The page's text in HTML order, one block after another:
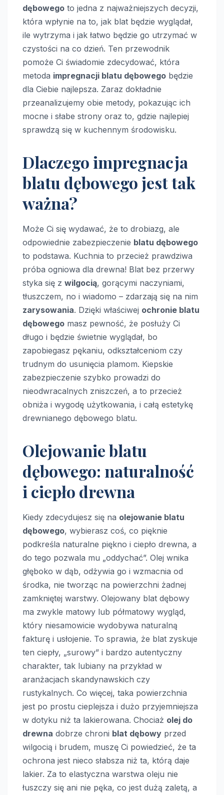
dębowego to jedna z najważniejszych decyzji,
która wpłynie na to, jak blat będzie wyglądał,
ile wytrzyma i jak łatwo będzie go utrzymać w
czystości na co dzień. Ten przewodnik
pomoże Ci świadomie zdecydować, która
metoda impregnacji blatu dębowego będzie
dla Ciebie najlepsza. Zaraz dokładnie
przeanalizujemy obie metody, pokazując ich
mocne i słabe strony oraz to, gdzie najlepiej
sprawdzą się w kuchennym środowisku.
Dlaczego impregnacja
blatu dębowego jest tak
ważna?
Może Ci się wydawać, że to drobiazg, ale
odpowiednie zabezpieczenie blatu dębowego
to podstawa. Kuchnia to przecież prawdziwa
próba ogniowa dla drewna! Blat bez przerwy
styka się z wilgocią, gorącymi naczyniami,
tłuszczem, no i wiadomo – zdarzają się na nim
zarysowania. Dzięki właściwej ochronie blatu
dębowego masz pewność, że posłuży Ci
długo i będzie świetnie wyglądał, bo
zapobiegasz pękaniu, odkształceniom czy
trudnym do usunięcia plamom. Kiepskie
zabezpieczenie szybko prowadzi do
nieodwracalnych zniszczeń, a to przecież
obniża i wygodę użytkowania, i całą estetykę
drewnianego dębowego blatu.
Olejowanie blatu
dębowego: naturalność
i ciepło drewna
Kiedy zdecydujesz się na olejowanie blatu
dębowego, wybierasz coś, co pięknie
podkreśla naturalne piękno i ciepło drewna, a
do tego pozwala mu „oddychać”. Olej wnika
głęboko w dąb, odżywia go i wzmacnia od
środka, nie tworząc na powierzchni żadnej
zamkniętej warstwy. Olejowany blat dębowy
ma zwykle matowy lub półmatowy wygląd,
który niesamowicie wydobywa naturalną
fakturę i usłojenie. To sprawia, że blat zyskuje
ten ciepły, „surowy” i bardzo autentyczny
charakter, tak lubiany na przykład w
aranżacjach skandynawskich czy
rustykalnych. Co więcej, taka powierzchnia
jest po prostu cieplejsza i dużo przyjemniejsza
w dotyku niż ta lakierowana. Chociaż olej do
drewna dobrze chroni blat dębowy przed
wilgocią i brudem, muszę Ci powiedzieć, że ta
ochrona jest nieco słabsza niż ta, którą daje
lakier. Za to elastyczna warstwa oleju nie
łuszczy się ani nie pęka, co jest dużą zaletą, a